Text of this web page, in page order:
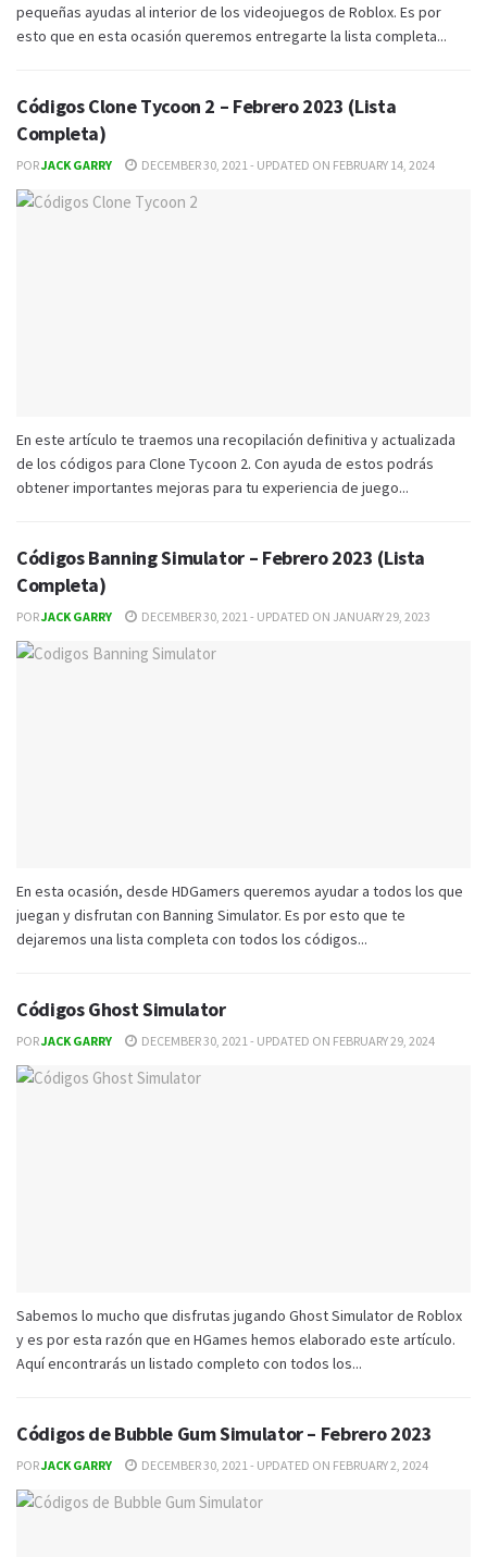
pequeñas ayudas al interior de los videojuegos de Roblox. Es por
esto que en esta ocasión queremos entregarte la lista completa...
Códigos Clone Tycoon 2 – Febrero 2023 (Lista
Completa)
PORJACK GARRY DECEMBER 30, 2021 - UPDATED ON FEBRUARY 14, 2024
En este artículo te traemos una recopilación definitiva y actualizada
de los códigos para Clone Tycoon 2. Con ayuda de estos podrás
obtener importantes mejoras para tu experiencia de juego...
Códigos Banning Simulator – Febrero 2023 (Lista
Completa)
PORJACK GARRY DECEMBER 30, 2021 - UPDATED ON JANUARY 29, 2023
En esta ocasión, desde HDGamers queremos ayudar a todos los que
juegan y disfrutan con Banning Simulator. Es por esto que te
dejaremos una lista completa con todos los códigos...
Códigos Ghost Simulator
PORJACK GARRY DECEMBER 30, 2021 - UPDATED ON FEBRUARY 29, 2024
Sabemos lo mucho que disfrutas jugando Ghost Simulator de Roblox
y es por esta razón que en HGames hemos elaborado este artículo.
Aquí encontrarás un listado completo con todos los...
Códigos de Bubble Gum Simulator – Febrero 2023
PORJACK GARRY DECEMBER 30, 2021 - UPDATED ON FEBRUARY 2, 2024